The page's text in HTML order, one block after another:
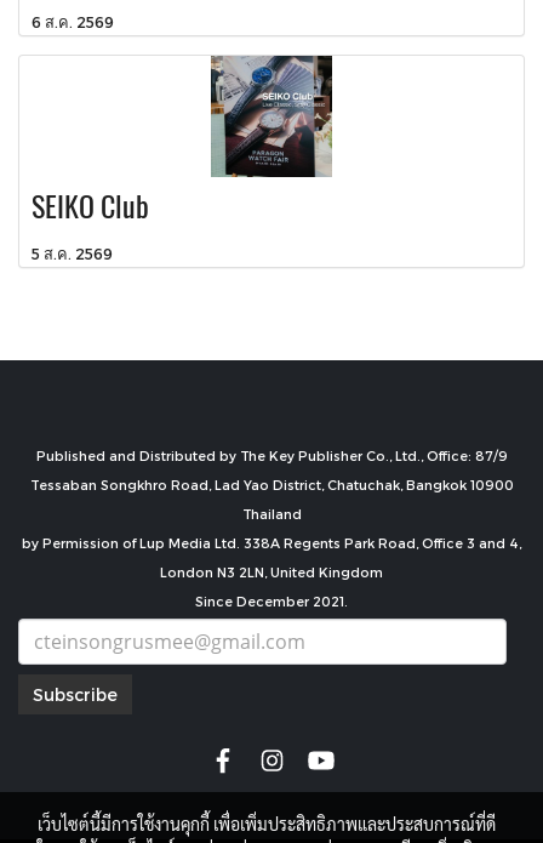
6 ส.ค. 2569
SEIKO Club
5 ส.ค. 2569
Published and Distributed by The Key Publisher Co., Ltd., Office: 87/9
Tessaban Songkhro Road, Lad Yao District, Chatuchak, Bangkok 10900
Thailand
by Permission of Lup Media Ltd. 338A Regents Park Road, Office 3 and 4,
London N3 2LN, United Kingdom
Since December 2021.
Subscribe
เว็บไซต์นี้มีการใช้งานคุกกี้ เพื่อเพิ่มประสิทธิภาพและประสบการณ์ที่ดี